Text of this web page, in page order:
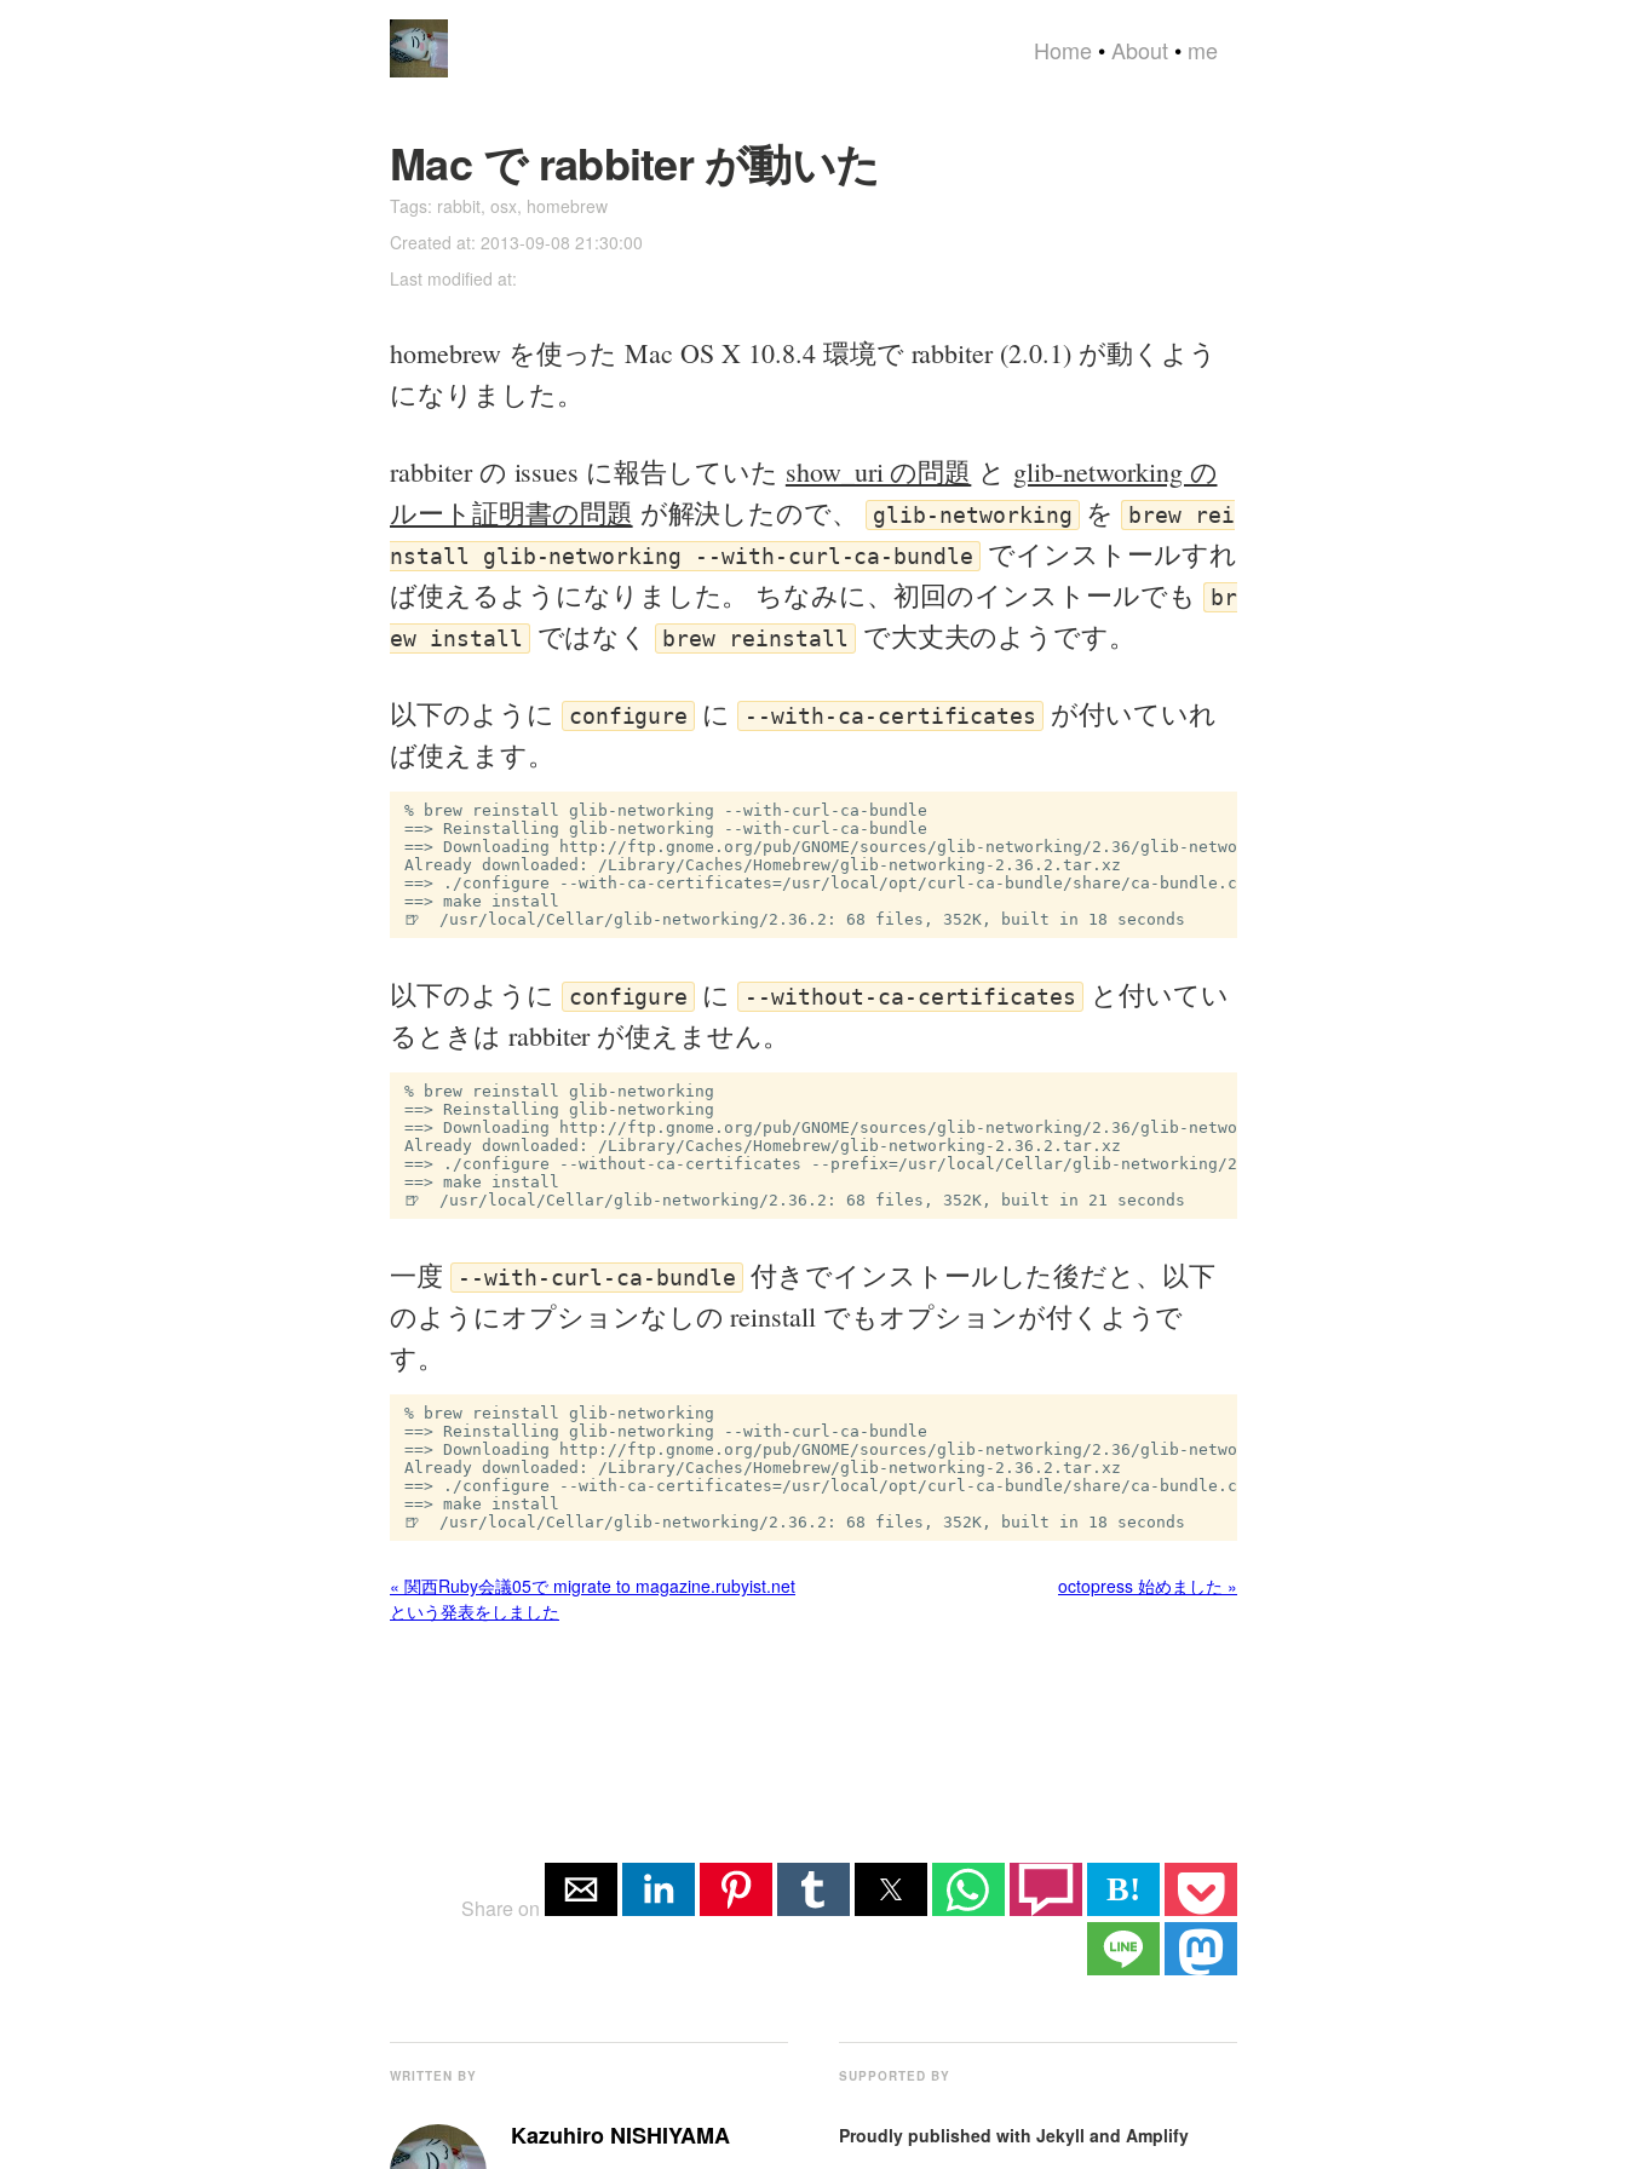
Home • About • me
Mac で rabbiter が動いた
Tags: rabbit, osx, homebrew
Created at: 2013-09-08 21:30:00
Last modified at:
homebrew を使った Mac OS X 10.8.4 環境で rabbiter (2.0.1) が動くよう
になりました。
rabbiter の issues に報告していた show_uri の問題 と glib-networking の
ルート証明書の問題 が解決したので、 glib-networking を brew rei
nstall glib-networking --with-curl-ca-bundle
でインストールすれ
ば使えるようになりました。 ちなみに、初回のインストールでも
br
ew install ではなく brew reinstall で大丈夫のようです。
以下のように configure に --with-ca-certificates
が付いていれ
ば使えます。
% brew reinstall glib-networking --with-curl-ca-bundle
==> Reinstalling glib-networking --with-curl-ca-bundle
==> Downloading http://ftp.gnome.org/pub/GNOME/sources/glib-networking/2.36/glib-networkin
Already downloaded: /Library/Caches/Homebrew/glib-networking-2.36.2.tar.xz
==> ./configure --with-ca-certificates=/usr/local/opt/curl-ca-bundle/share/ca-bundle.crt -
==> make install
以下のように configure に --without-ca-certificates
と付いてい
るときは rabbiter が使えません。
% brew reinstall glib-networking
==> Reinstalling glib-networking
==> Downloading http://ftp.gnome.org/pub/GNOME/sources/glib-networking/2.36/glib-networkin
Already downloaded: /Library/Caches/Homebrew/glib-networking-2.36.2.tar.xz
==> ./configure --without-ca-certificates --prefix=/usr/local/Cellar/glib-networking/2.36.
==> make install
一度 --with-curl-ca-bundle 付きでインストールした後だと、以下
のようにオプションなしの reinstall でもオプションが付くようで
す。
% brew reinstall glib-networking
==> Reinstalling glib-networking --with-curl-ca-bundle
==> Downloading http://ftp.gnome.org/pub/GNOME/sources/glib-networking/2.36/glib-networkin
Already downloaded: /Library/Caches/Homebrew/glib-networking-2.36.2.tar.xz
==> ./configure --with-ca-certificates=/usr/local/opt/curl-ca-bundle/share/ca-bundle.crt -
==> make install
« 関西Ruby会議05で migrate to magazine.rubyist.net
という発表をしました
octopress 始めました »
Share on
B!
WRITTEN BY
Kazuhiro NISHIYAMA
SUPPORTED BY
Proudly published with Jekyll and Amplify